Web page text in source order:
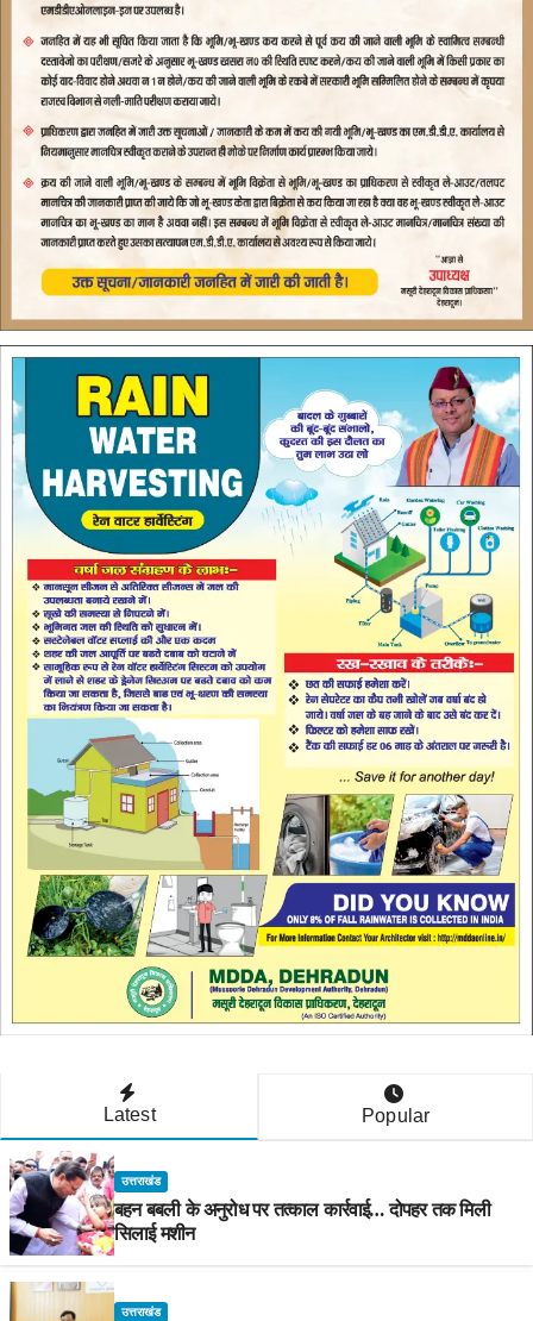
Latest Popular
उत्तराखंड
बहन बबली के अनुरोध पर तत्काल कार्रवाई… दोपहर तक मिली
सिलाई मशीन
उत्तराखंड